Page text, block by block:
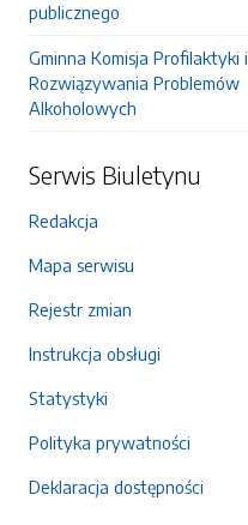
publicznego
Gminna Komisja Profilaktyki i
Rozwiązywania Problemów
Alkoholowych
Serwis Biuletynu
Redakcja
Mapa serwisu
Rejestr zmian
Instrukcja obsługi
Statystyki
Polityka prywatności
Deklaracja dostępności